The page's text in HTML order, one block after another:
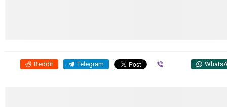
Reddit Telegram